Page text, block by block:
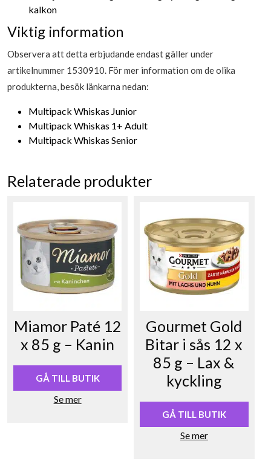
kalkon
Viktig information
Observera att detta erbjudande endast gäller under
artikelnummer 1530910. För mer information om de olika
produkterna, besök länkarna nedan:
Multipack Whiskas Junior
Multipack Whiskas 1+ Adult
Multipack Whiskas Senior
Relaterade produkter
Miamor Paté 12
x 85 g – Kanin
GÅ TILL BUTIK
Se mer
Gourmet Gold
Bitar i sås 12 x
85 g – Lax &
kyckling
GÅ TILL BUTIK
Se mer